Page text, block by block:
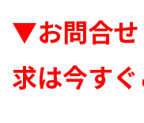
▼お問合せ
求は今す